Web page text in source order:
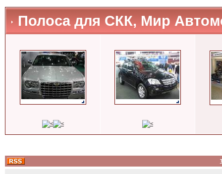
Полоса для СКК, Мир